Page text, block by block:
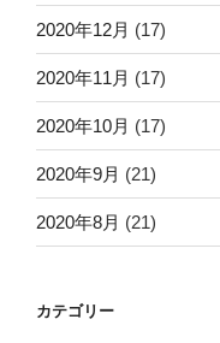
2020年12月 (17)
2020年11月 (17)
2020年10月 (17)
2020年9月 (21)
2020年8月 (21)
カテゴリー